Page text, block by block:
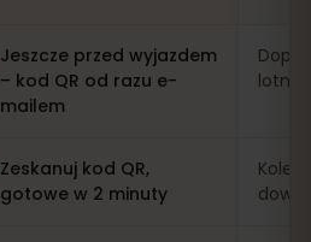
Jeszcze przed wyjazdem
– kod QR od razu e-
mailem
Zeskanuj kod QR,
gotowe w 2 minuty